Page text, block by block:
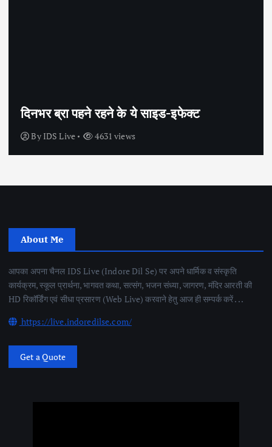
सेक्स के अलावा भी कंडोम का उपयोग है?
ByIDS Live
About Me
आपका अपना चैनल IDS Live (Indore Dil Se) पर अपने धार्मिक व संस्कृति
कार्यक्रम, स्कूल प्रार्थना, भागवत कथा, सत्संग, भजन संध्या, जागरण, मंदिर आरती की
HD रिकॉर्डिंग एवं सीधा प्रसारण (Web Live) करवाने हेतु आज ही सम्पर्क करें . . .
https://live.indoredilse.com/
Get a Quote